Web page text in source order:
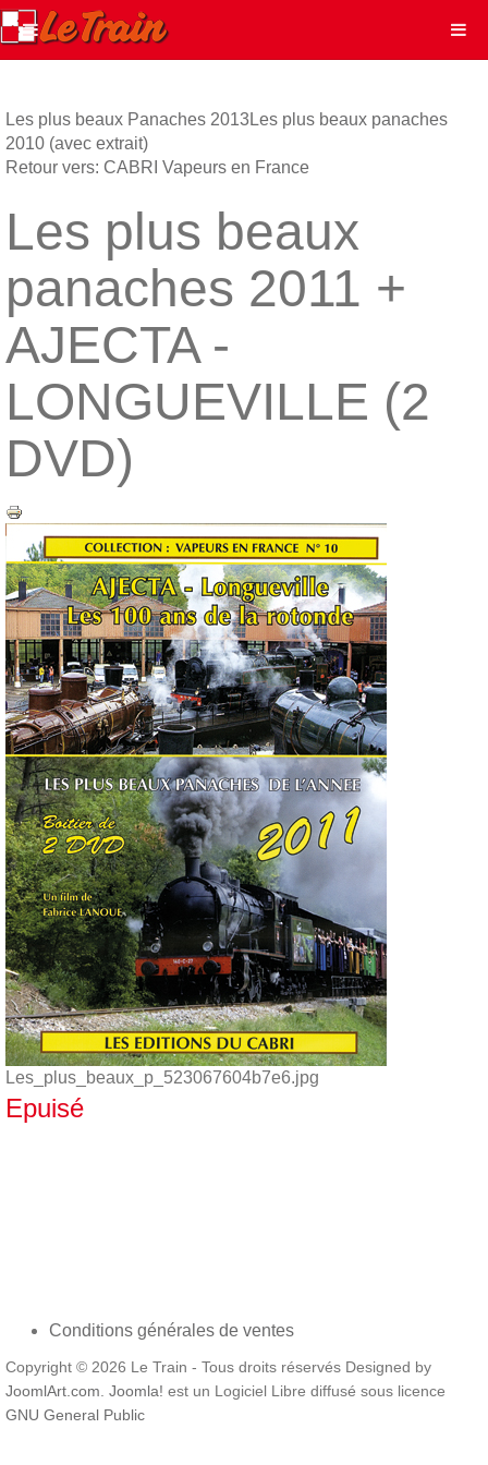
Les plus beaux Panaches 2013Les plus beaux panaches
2010 (avec extrait)
Retour vers: CABRI Vapeurs en France
Les plus beaux
panaches 2011 +
AJECTA -
LONGUEVILLE (2
DVD)
Les_plus_beaux_p_523067604b7e6.jpg
Epuisé
Conditions générales de ventes
Copyright © 2026 Le Train - Tous droits réservés Designed by
JoomlArt.com. Joomla! est un Logiciel Libre diffusé sous licence
GNU General Public